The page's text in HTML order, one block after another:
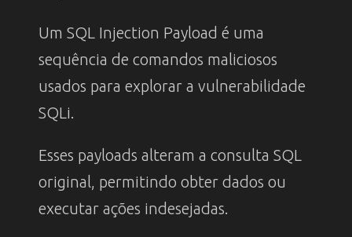
Um SQL Injection Payload é uma
sequência de comandos maliciosos
usados para explorar a vulnerabilidade
SQLi.
Esses payloads alteram a consulta SQL
original, permitindo obter dados ou
executar ações indesejadas.